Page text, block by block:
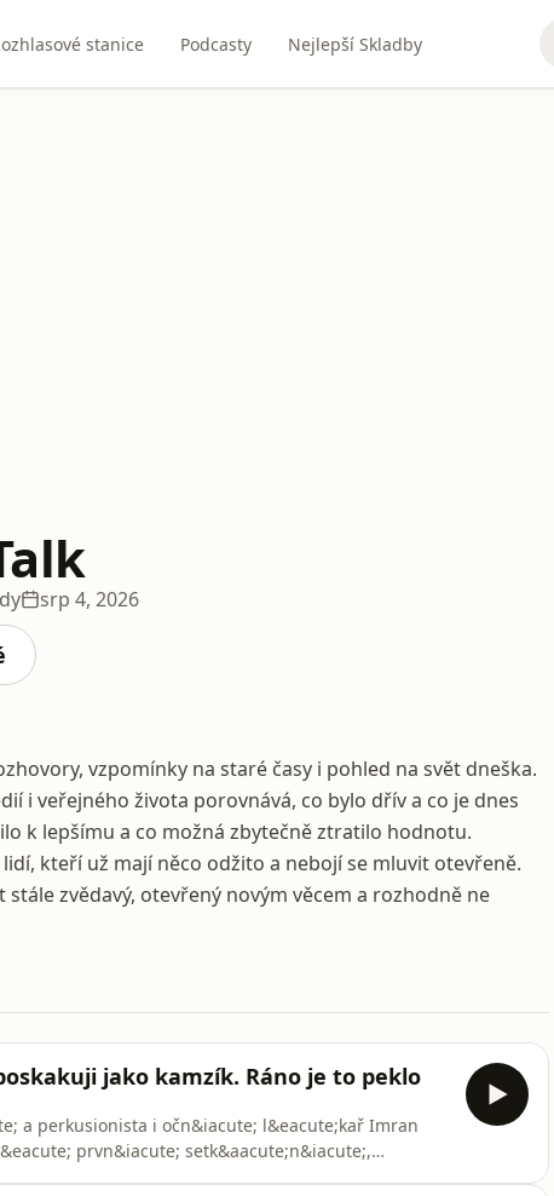
stanice Podcasty Nejlepší Skladby
srp 4, 2026
vzpomínky na staré časy i pohled na svět dneška.
i veřejného života porovnává, co bylo dřív a co je dnes
k lepšímu a co možná zbytečně ztratilo hodnotu.
kteří už mají něco odžito a nebojí se mluvit otevřeně.
zvědavý, otevřený novým věcem a rozhodně ne
jako kamzík. Ráno je to peklo
a perkusionista i očn&iacute; l&eacute;kař Imran
prvn&iacute; setk&aacute;n&iacute;,